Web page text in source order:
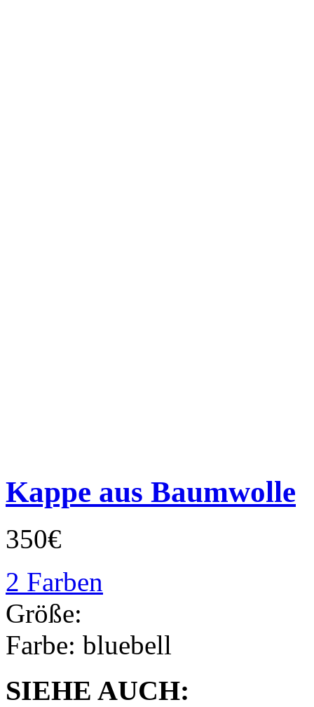
Kappe aus Baumwolle
350€
2 Farben
Größe:
Farbe: bluebell
SIEHE AUCH: